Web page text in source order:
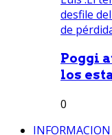
Poggi
los
0
INFORMACION